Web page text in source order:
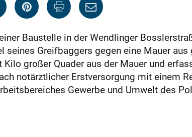
Baustelle in der Wendlinger
Greifbaggers gegen eine Mauer aus
großer Quader aus der Mauer und
notärztlicher Erstversorgung mit einem
Gewerbe und Umwelt des